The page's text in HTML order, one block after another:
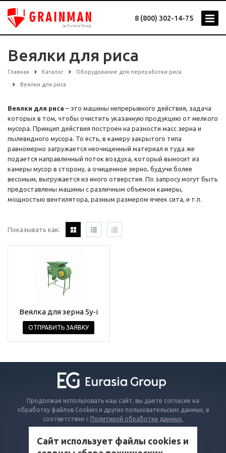
8 (800) 302-14-75
Веялки для риса
Главная Каталог Оборудование для переработки риса
Веялки для риса
Веялки для риса – это машины непрерывного действия, задача
которых в том, чтобы очистить указанную продукцию от мелкого
мусора. Принцип действия построен на разности масс зерна и
пылевидного мусора. То есть, в камеру закрытого типа
равномерно загружается неочищенный материал и туда же
подается направленный поток воздуха, который выносит из
камеры мусор в сторону, а очищенное зерно, будучи более
весомым, выгружается из иного отверстия. По запросу могут быть
предоставлены машины с различным объемом камеры,
мощностью вентилятора, разным размером ячеек сита, и т.п.
Показывать как:
Веялка для зерна 5y-i
ОТПРАВИТЬ ЗАЯВКУ
Продолжая использовать наш сайт, вы даете согласие на
обработку файлов Cookies и других пользовательских данных, в
соответствии с Политикой обработки данных.
Сайт использует файлы cookies и